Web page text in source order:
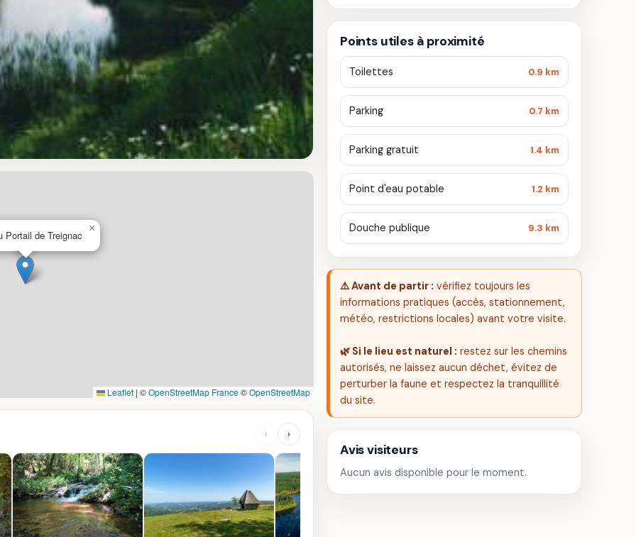
Portail de Treignac
×
Leaflet | ©OpenStreetMap France©OpenStreetMap
‹ ›
Points utiles à proximité
Toilettes 0.9 km
Parking 0.7 km
Parking gratuit 1.4 km
Point d'eau potable 1.2 km
Douche publique 9.3 km
⚠️ Avant de partir : vérifiez toujours les
informations pratiques (accès, stationnement,
météo, restrictions locales) avant votre visite.
🌿 Si le lieu est naturel : restez sur les chemins
autorisés, ne laissez aucun déchet, évitez de
perturber la faune et respectez la tranquillité
du site.
Avis visiteurs
Aucun avis disponible pour le moment.